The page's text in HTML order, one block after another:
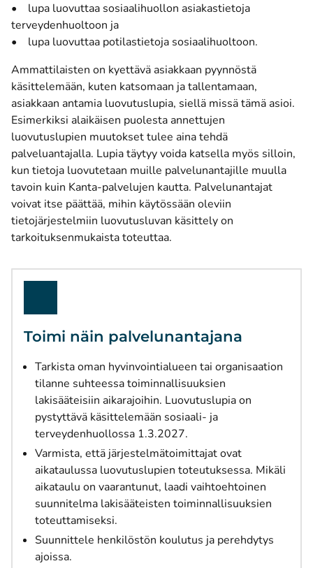
• lupa luovuttaa sosiaalihuollon asiakastietoja
terveydenhuoltoon ja
• lupa luovuttaa potilastietoja sosiaalihuoltoon.
Ammattilaisten on kyettävä asiakkaan pyynnöstä
käsittelemään, kuten katsomaan ja tallentamaan,
asiakkaan antamia luovutuslupia, siellä missä tämä asioi.
Esimerkiksi alaikäisen puolesta annettujen
luovutuslupien muutokset tulee aina tehdä
palveluantajalla. Lupia täytyy voida katsella myös silloin,
kun tietoja luovutetaan muille palvelunantajille muulla
tavoin kuin Kanta-palvelujen kautta. Palvelunantajat
voivat itse päättää, mihin käytössään oleviin
tietojärjestelmiin luovutusluvan käsittely on
tarkoituksenmukaista toteuttaa.
Toimi näin palvelunantajana
Tarkista oman hyvinvointialueen tai organisaation
tilanne suhteessa toiminnallisuuksien
lakisääteisiin aikarajoihin. Luovutuslupia on
pystyttävä käsittelemään sosiaali- ja
terveydenhuollossa 1.3.2027.
Varmista, että järjestelmätoimittajat ovat
aikataulussa luovutuslupien toteutuksessa. Mikäli
aikataulu on vaarantunut, laadi vaihtoehtoinen
suunnitelma lakisääteisten toiminnallisuuksien
toteuttamiseksi.
Suunnittele henkilöstön koulutus ja perehdytys
ajoissa.